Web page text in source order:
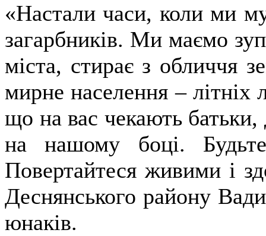
«Настали часи, коли ми
загарбників. Ми маємо
міста, стирає з обличчя
мирне населення – літніх
що на вас чекають
на нашому боці.
Повертайтеся живими і
Деснянського району
юнаків.